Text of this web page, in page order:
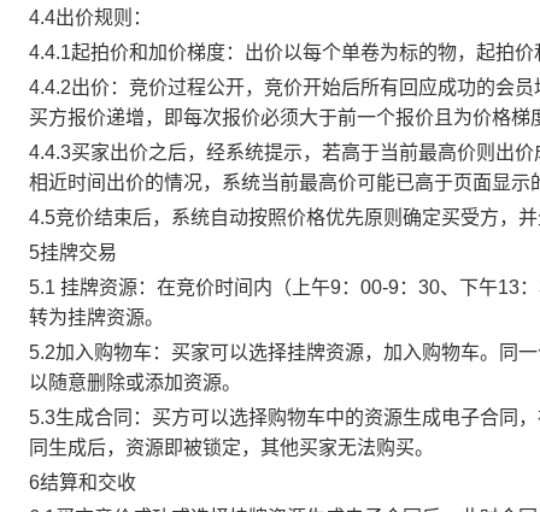
4.4出价规则：
4.4.1起拍价和加价梯度：出价以每个单卷为标的物，起拍
4.4.2出价：竞价过程公开，竞价开始后所有回应成功的会
买方报价递增，即每次报价必须大于前一个报价且为价格
4.4.3买家出价之后，经系统提示，若高于当前最高价则出
相近时间出价的情况，系统当前最高价可能已高于页面显示
4.5竞价结束后，系统自动按照价格优先原则确定买受方，
5挂牌交易
5.1 挂牌资源：在竞价时间内（上午9：00-9：30、下午13
转为挂牌资源。
5.2加入购物车：买家可以选择挂牌资源，加入购物车。同
以随意删除或添加资源。
5.3生成合同：买方可以选择购物车中的资源生成电子合同
同生成后，资源即被锁定，其他买家无法购买。
6结算和交收